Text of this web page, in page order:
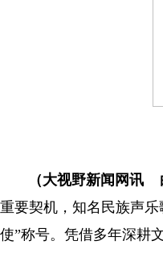
（大视野新闻网讯
重要契机，知名民族声
使”称号。凭借多年深耕